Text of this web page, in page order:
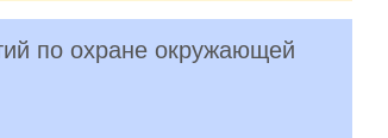
по охране окружающей